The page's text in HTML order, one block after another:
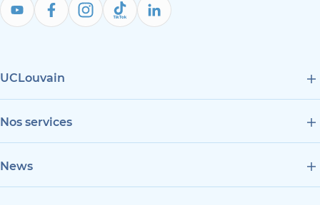
UCLouvain
Nos services
News